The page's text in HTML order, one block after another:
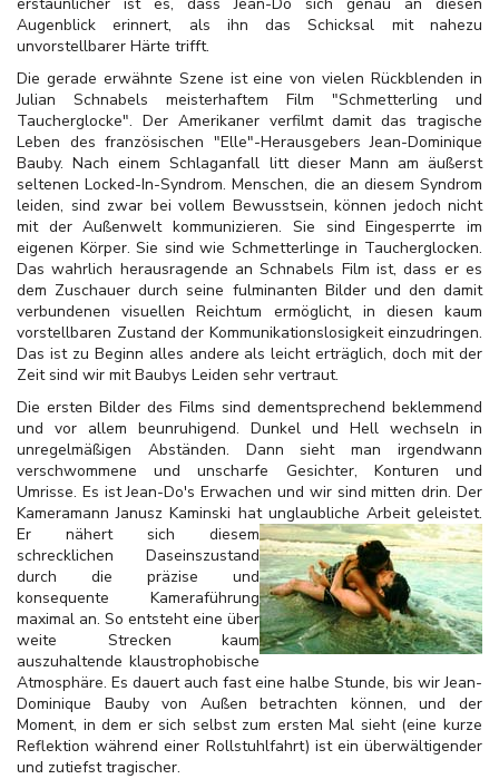
Augenblick erinnert, als ihn das Schicksal mit nahezu
unvorstellbarer Härte trifft.
Die gerade erwähnte Szene ist eine von vielen Rückblenden in
Julian Schnabels meisterhaftem Film "Schmetterling und
Taucherglocke". Der Amerikaner verfilmt damit das tragische
Leben des französischen "Elle"-Herausgebers Jean-Dominique
Bauby. Nach einem Schlaganfall litt dieser Mann am äußerst
seltenen Locked-In-Syndrom. Menschen, die an diesem Syndrom
leiden, sind zwar bei vollem Bewusstsein, können jedoch nicht
mit der Außenwelt kommunizieren. Sie sind Eingesperrte im
eigenen Körper. Sie sind wie Schmetterlinge in Taucherglocken.
Das wahrlich herausragende an Schnabels Film ist, dass er es
dem Zuschauer durch seine fulminanten Bilder und den damit
verbundenen visuellen Reichtum ermöglicht, in diesen kaum
vorstellbaren Zustand der Kommunikationslosigkeit einzudringen.
Das ist zu Beginn alles andere als leicht erträglich, doch mit der
Zeit sind wir mit Baubys Leiden sehr vertraut.
Die ersten Bilder des Films sind dementsprechend beklemmend
und vor allem beunruhigend. Dunkel und Hell wechseln in
unregelmäßigen Abständen. Dann sieht man irgendwann
verschwommene und unscharfe Gesichter, Konturen und
Umrisse. Es ist Jean-Do's Erwachen und wir sind mitten drin. Der
Kameramann Janusz Kaminski hat unglaubliche Arbeit geleistet.
Er nähert sich diesem
schrecklichen Daseinszustand
durch die präzise und
konsequente Kameraführung
maximal an. So entsteht eine über
weite Strecken kaum
auszuhaltende klaustrophobische
Atmosphäre. Es dauert auch fast eine halbe Stunde, bis wir Jean-
Dominique Bauby von Außen betrachten können, und der
Moment, in dem er sich selbst zum ersten Mal sieht (eine kurze
Reflektion während einer Rollstuhlfahrt) ist ein überwältigender
und zutiefst tragischer.